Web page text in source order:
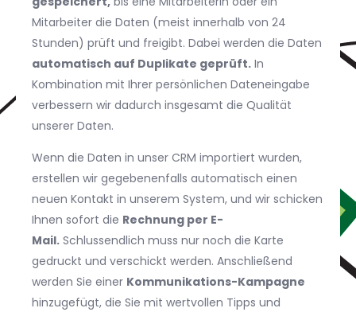
Mitarbeiter die Daten (meist innerhalb von 24
Stunden) prüft und freigibt. Dabei werden die Daten
automatisch auf Duplikate geprüft. In
Kombination mit Ihrer persönlichen Dateneingabe
verbessern wir dadurch insgesamt die Qualität
unserer Daten.
Wenn die Daten in unser CRM importiert wurden,
erstellen wir gegebenenfalls automatisch einen
neuen Kontakt in unserem System, und wir schicken
Ihnen sofort die Rechnung per E-
Mail. Schlussendlich muss nur noch die Karte
gedruckt und verschickt werden. Anschließend
werden Sie einer Kommunikations-Kampagne
hinzugefügt, die Sie mit wertvollen Tipps und